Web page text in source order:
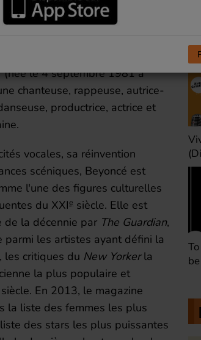
(née le4 septembre 1981à
chanteuse, rappeuse, autrice-
productrice, actrice et
vocales, sa réinvention
scéniques, Beyoncé est
l'une des figures culturelles
du XXIe siècle. Elle est
la décennie par The Guardian,
parmi les artistes ayant défini la
, les critiques du New Yorkerla
la plus populaire et
En 2013, le magazine
la liste des femmes les plus
des stars les plus puissantes
nuit (Dimanche 22h)
Défaire les idées
(Dimanche 21h)